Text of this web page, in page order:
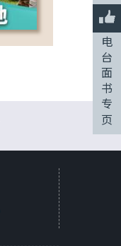
电
台
面
书
专
页